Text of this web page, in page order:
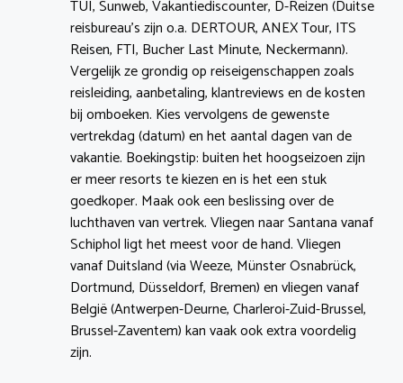
TUI, Sunweb, Vakantiediscounter, D-Reizen (Duitse
reisbureau’s zijn o.a. DERTOUR, ANEX Tour, ITS
Reisen, FTI, Bucher Last Minute, Neckermann).
Vergelijk ze grondig op reiseigenschappen zoals
reisleiding, aanbetaling, klantreviews en de kosten
bij omboeken. Kies vervolgens de gewenste
vertrekdag (datum) en het aantal dagen van de
vakantie. Boekingstip: buiten het hoogseizoen zijn
er meer resorts te kiezen en is het een stuk
goedkoper. Maak ook een beslissing over de
luchthaven van vertrek. Vliegen naar Santana vanaf
Schiphol ligt het meest voor de hand. Vliegen
vanaf Duitsland (via Weeze, Münster Osnabrück,
Dortmund, Düsseldorf, Bremen) en vliegen vanaf
België (Antwerpen-Deurne, Charleroi-Zuid-Brussel,
Brussel-Zaventem) kan vaak ook extra voordelig
zijn.